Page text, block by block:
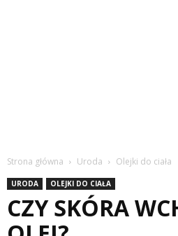
Strona główna Uroda Olejki do ciała
URODA OLEJKI DO CIAŁA
CZY SKÓRA